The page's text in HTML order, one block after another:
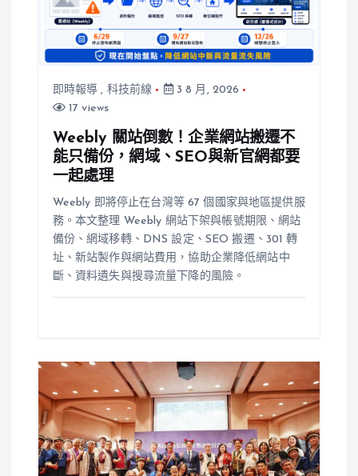
即時報導 , 科技前線
3 8 月, 2026
17 views
Weebly 關站倒數！企業網站搬遷不
能只備份，網域、SEO與新官網都要
一起處理
Weebly 即將停止在台灣等 67 個國家與地區提供服
務。本文整理 Weebly 網站下架與帳號期限、網站
備份、網域移轉、DNS 設定、SEO 搬遷、301 轉
址、新站製作與網站費用，協助企業降低網站中
斷、資料遺失與搜尋流量下降的風險。